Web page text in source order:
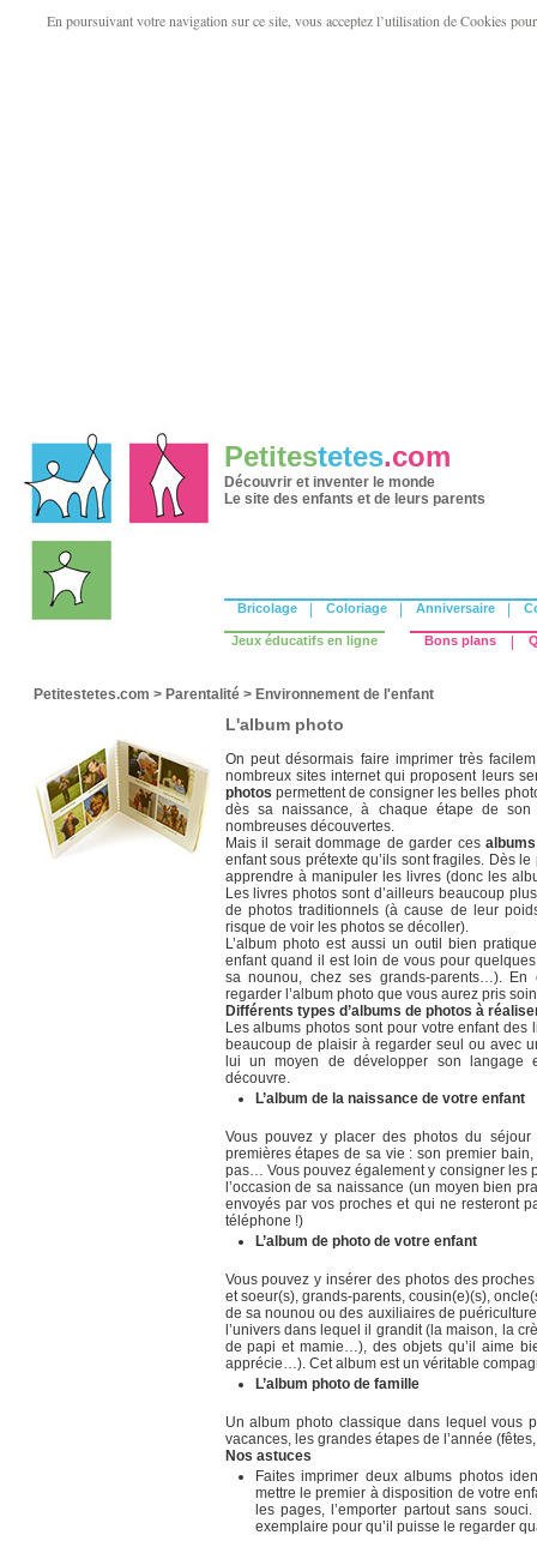
En poursuivant votre navigation sur ce site, vous acceptez l’utilisation de Cookies
Petitestetes.com
Découvrir et inventer le monde
Le site des enfants et de leurs parents
Bricolage Coloriage Anniversaire
Jeux éducatifs en ligne Bons plans
Petitestetes.com > Parentalité > Environnement de l'enfant
L'album photo
On peut désormais faire imprimer très
nombreux sites internet qui proposent leurs
photos permettent de consigner les belles
dès sa naissance, à chaque étape de
nombreuses découvertes.
Mais il serait dommage de garder ces
enfant sous prétexte qu’ils sont fragiles. Dès
apprendre à manipuler les livres (donc les
Les livres photos sont d’ailleurs beaucoup
de photos traditionnels (à cause de leur
risque de voir les photos se décoller).
L’album photo est aussi un outil bien
enfant quand il est loin de vous pour
sa nounou, chez ses grands-parents…).
regarder l’album photo que vous aurez pris
Différents types d’albums de photos à
Les albums photos sont pour votre enfant des
beaucoup de plaisir à regarder seul ou avec
lui un moyen de développer son langage
découvre.
L’album de la naissance de votre enfant
Vous pouvez y placer des photos du
premières étapes de sa vie : son premier
pas… Vous pouvez également y consigner les
l’occasion de sa naissance (un moyen bien
envoyés par vos proches et qui ne resteront
téléphone !)
L’album de photo de votre enfant
Vous pouvez y insérer des photos des
et soeur(s), grands-parents, cousin(e)(s),
de sa nounou ou des auxiliaires de
l’univers dans lequel il grandit (la maison, la
de papi et mamie…), des objets qu’il aime
apprécie…). Cet album est un véritable
L’album photo de famille
Un album photo classique dans lequel vous
vacances, les grandes étapes de l’année
Nos astuces
Faites imprimer deux albums photos
mettre le premier à disposition de votre
les pages, l’emporter partout sans
exemplaire pour qu’il puisse le regarder